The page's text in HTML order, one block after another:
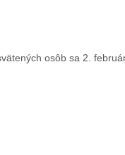
osôb sa 2.